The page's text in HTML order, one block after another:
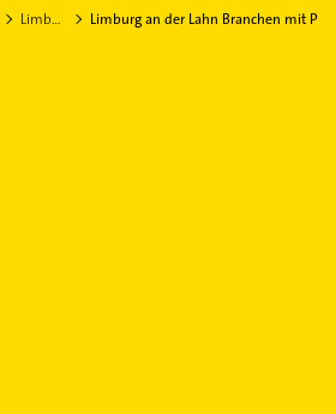
Limburg an der Lahn Limburg an der Lahn Branchen mit P